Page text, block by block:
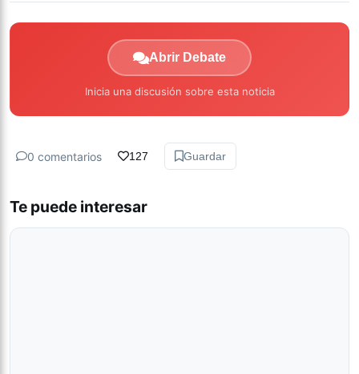
Abrir Debate
Inicia una discusión sobre esta noticia
0 comentarios 127 Guardar
Te puede interesar